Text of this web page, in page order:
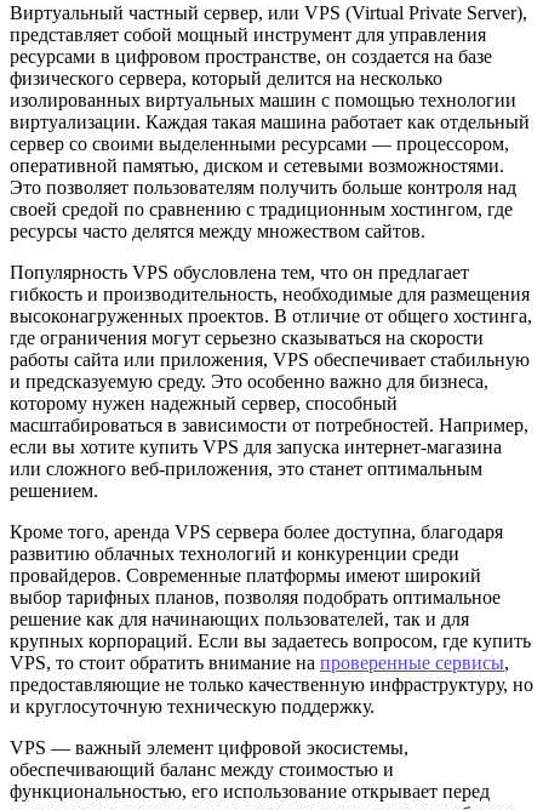
Виртуальный частный сервер, или VPS (Virtual Private Server),
представляет собой мощный инструмент для управления
ресурсами в цифровом пространстве, он создается на базе
физического сервера, который делится на несколько
изолированных виртуальных машин с помощью технологии
виртуализации. Каждая такая машина работает как отдельный
сервер со своими выделенными ресурсами — процессором,
оперативной памятью, диском и сетевыми возможностями.
Это позволяет пользователям получить больше контроля над
своей средой по сравнению с традиционным хостингом, где
ресурсы часто делятся между множеством сайтов.
Популярность VPS обусловлена тем, что он предлагает
гибкость и производительность, необходимые для размещения
высоконагруженных проектов. В отличие от общего хостинга,
где ограничения могут серьезно сказываться на скорости
работы сайта или приложения, VPS обеспечивает стабильную
и предсказуемую среду. Это особенно важно для бизнеса,
которому нужен надежный сервер, способный
масштабироваться в зависимости от потребностей. Например,
если вы хотите купить VPS для запуска интернет-магазина
или сложного веб-приложения, это станет оптимальным
решением.
Кроме того, аренда VPS сервера более доступна, благодаря
развитию облачных технологий и конкуренции среди
провайдеров. Современные платформы имеют широкий
выбор тарифных планов, позволяя подобрать оптимальное
решение как для начинающих пользователей, так и для
крупных корпораций. Если вы задаетесь вопросом, где купить
VPS, то стоит обратить внимание на проверенные сервисы,
предоставляющие не только качественную инфраструктуру, но
и круглосуточную техническую поддержку.
VPS — важный элемент цифровой экосистемы,
обеспечивающий баланс между стоимостью и
функциональностью, его использование открывает перед